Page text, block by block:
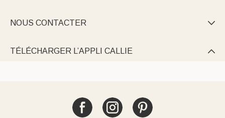
NOUS CONTACTER 
TÉLÉCHARGER L’APPLI CALLIE 